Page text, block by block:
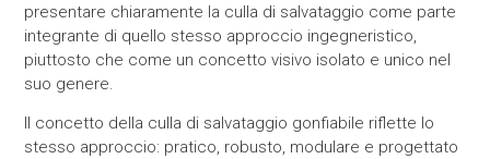
presentare chiaramente la culla di salvataggio come parte
integrante di quello stesso approccio ingegneristico,
piuttosto che come un concetto visivo isolato e unico nel
suo genere.
Il concetto della culla di salvataggio gonfiabile riflette lo
stesso approccio: pratico, robusto, modulare e progettato